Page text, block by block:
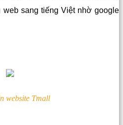
sang tiếng Việt nhờ google
website Tmall